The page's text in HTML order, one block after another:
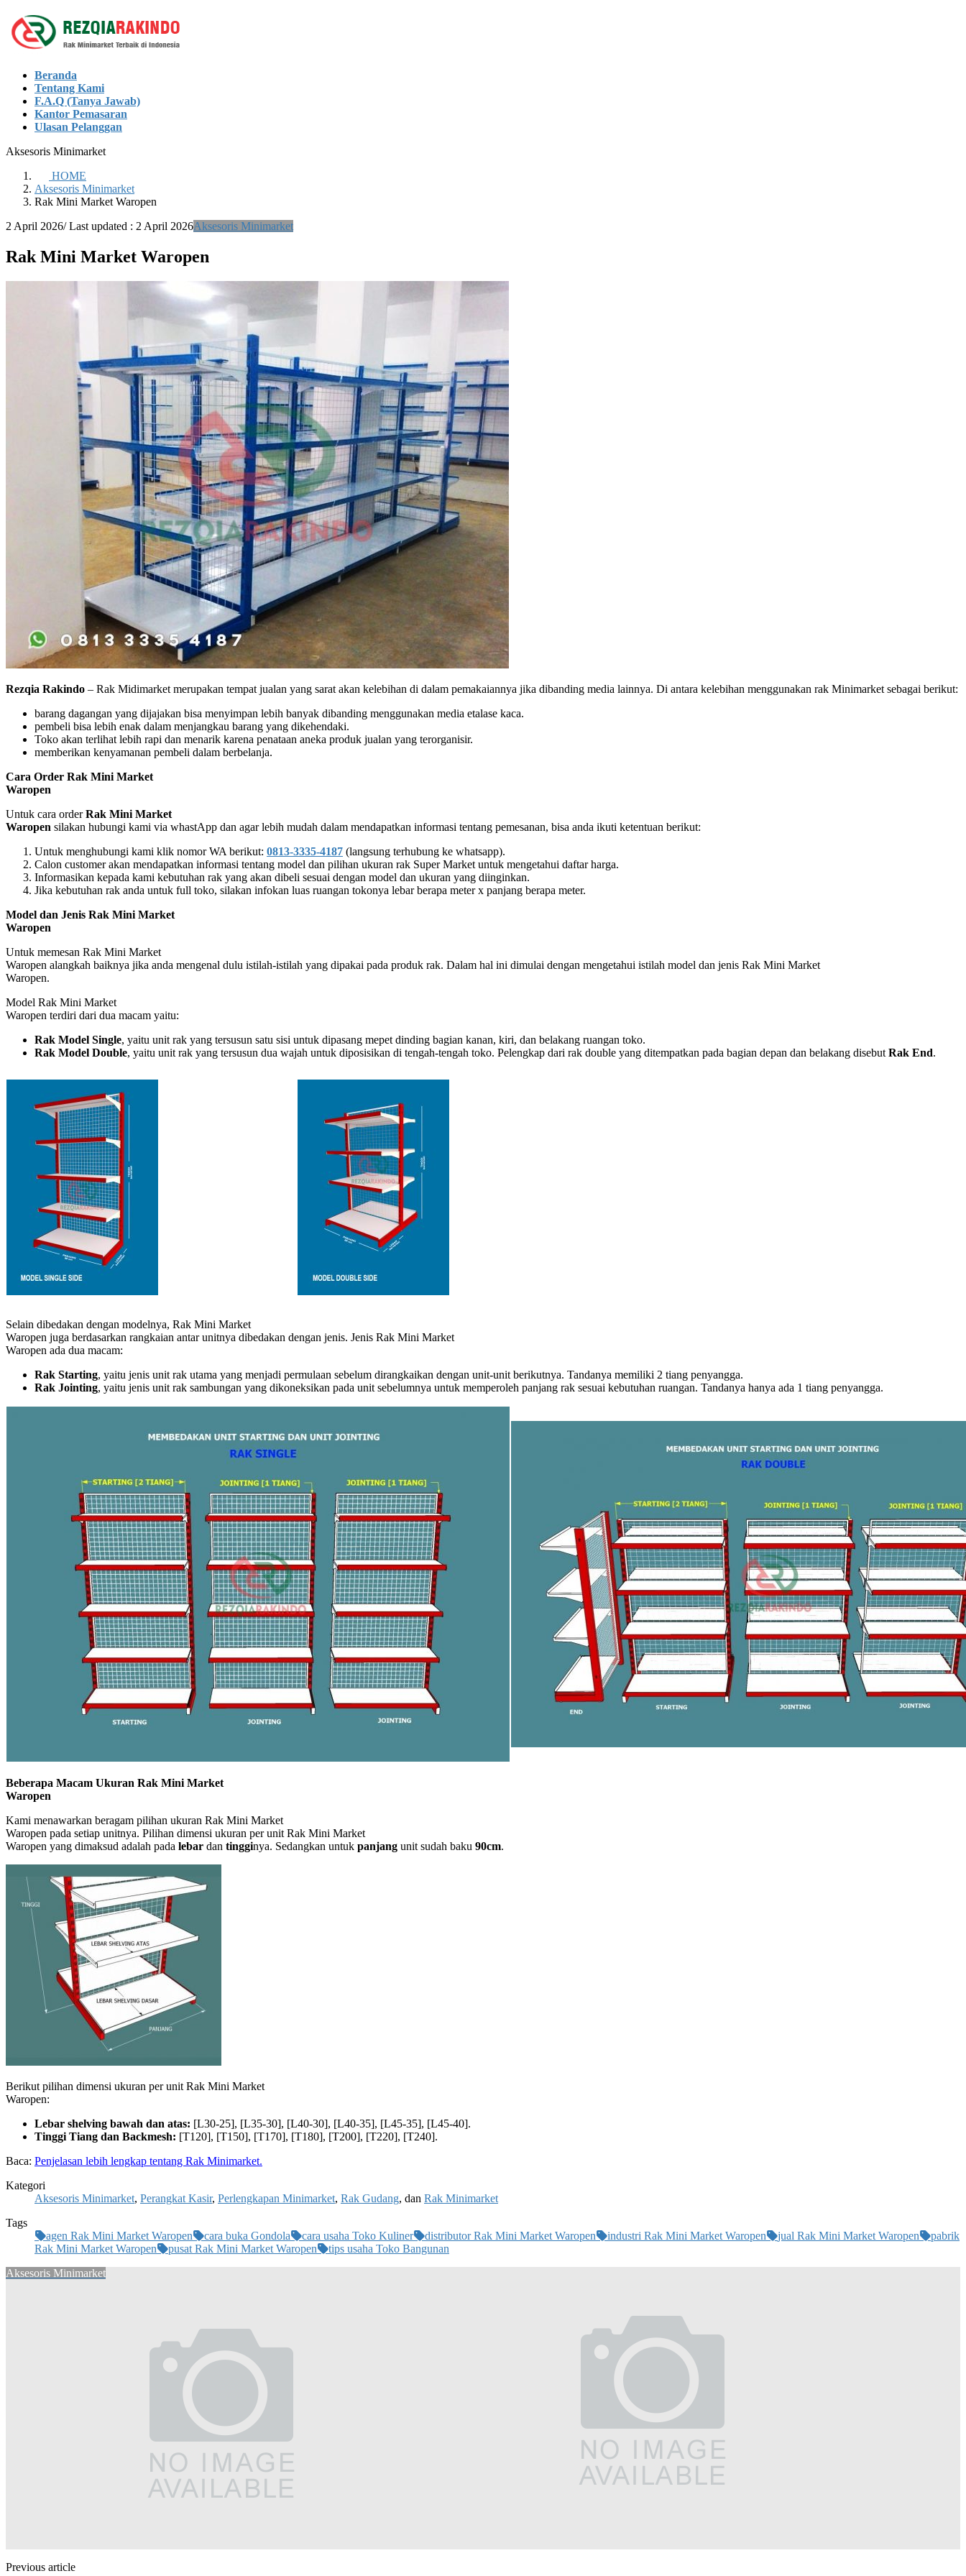
Skip
to
the
Skip
to
the
Beranda
Tentang Kami
F.A.Q (Tanya Jawab)
Kantor Pemasaran
Ulasan Pelanggan
Aksesoris Minimarket
HOME
Aksesoris Minimarket
Rak Mini Market Waropen
2 April 2026/ Last updated : 2 April 2026Aksesoris Minimarket
Rak Mini Market Waropen
Rezqia Rakindo – Rak Midimarket merupakan tempat jualan yang sarat akan kelebihan di dalam pemakaiannya jika dibanding media lainnya. Di antara kelebihan menggunakan rak Minimarket sebagai berikut:
barang dagangan yang dijajakan bisa menyimpan lebih banyak dibanding menggunakan media etalase kaca.
pembeli bisa lebih enak dalam menjangkau barang yang dikehendaki.
Toko akan terlihat lebih rapi dan menarik karena penataan aneka produk jualan yang terorganisir.
memberikan kenyamanan pembeli dalam berbelanja.
Cara Order Rak Mini Market
Waropen
Untuk cara orderRak Mini Market
Waropen silakan hubungi kami via whastApp dan agar lebih mudah dalam mendapatkan informasi tentang pemesanan, bisa anda ikuti ketentuan berikut:
Untuk menghubungi kami klik nomor WA berikut: 0813-3335-4187 (langsung terhubung ke whatsapp).
Calon customer akan mendapatkan informasi tentang model dan pilihan ukuran rak Super Market untuk mengetahui daftar harga.
Informasikan kepada kami kebutuhan rak yang akan dibeli sesuai dengan model dan ukuran yang diinginkan.
Jika kebutuhan rak anda untuk full toko, silakan infokan luas ruangan tokonya lebar berapa meter x panjang berapa meter.
Model dan Jenis Rak Mini Market
Waropen
Untuk memesan Rak Mini Market
Waropen alangkah baiknya jika anda mengenal dulu istilah-istilah yang dipakai pada produk rak. Dalam hal ini dimulai dengan mengetahui istilah model dan jenis Rak Mini Market
Waropen.
Model Rak Mini Market
Waropen terdiri dari dua macam yaitu:
Rak Model Single, yaitu unit rak yang tersusun satu sisi untuk dipasang mepet dinding bagian kanan, kiri, dan belakang ruangan toko.
Rak Model Double, yaitu unit rak yang tersusun dua wajah untuk diposisikan di tengah-tengah toko. Pelengkap dari rak double yang ditempatkan pada bagian depan dan belakang disebut Rak End.
Selain dibedakan dengan modelnya, Rak Mini Market
Waropen juga berdasarkan rangkaian antar unitnya dibedakan dengan jenis. Jenis Rak Mini Market
Waropen ada dua macam:
Rak Starting, yaitu jenis unit rak utama yang menjadi permulaan sebelum dirangkaikan dengan unit-unit berikutnya. Tandanya memiliki 2 tiang penyangga.
Rak Jointing, yaitu jenis unit rak sambungan yang dikoneksikan pada unit sebelumnya untuk memperoleh panjang rak sesuai kebutuhan ruangan. Tandanya hanya ada 1 tiang penyangga.
Beberapa Macam Ukuran Rak Mini Market
Waropen
Kami menawarkan beragam pilihan ukuran Rak Mini Market
Waropen pada setiap unitnya. Pilihan dimensi ukuran per unit Rak Mini Market
Waropen yang dimaksud adalah pada lebar dan tingginya. Sedangkan untuk panjang unit sudah baku 90cm.
Berikut pilihan dimensi ukuran per unit Rak Mini Market
Waropen:
Lebar shelving bawah dan atas: [L30-25], [L35-30], [L40-30], [L40-35], [L45-35], [L45-40].
Tinggi Tiang dan Backmesh: [T120], [T150], [T170], [T180], [T200], [T220], [T240].
Baca: Penjelasan lebih lengkap tentang Rak Minimarket.
Kategori
Aksesoris Minimarket, Perangkat Kasir, Perlengkapan Minimarket, Rak Gudang, dan Rak Minimarket
Tags
agen Rak Mini Market Waropen
cara buka Gondola cara usaha Toko Kuliner distributor Rak Mini Market Waropen industri Rak Mini Market Waropen jual Rak Mini Market Waropen
pabrik
Rak Mini Market Waropen
pusat Rak Mini Market Waropen
tips usaha Toko Bangunan
Aksesoris Minimarket
Previous article